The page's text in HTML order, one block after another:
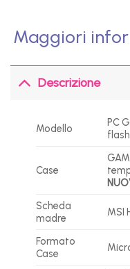
Maggiori
Descrizione
Modello
PC
Case
Scheda
madre
MSI
Formato
Case